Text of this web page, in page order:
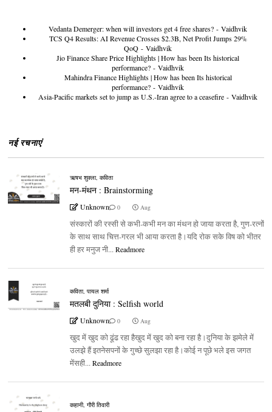
Vedanta Demerger: when will investors get 4 free shares? - Vaidhvik
TCS Q4 Results: AI Revenue Crosses $2.3B, Net Profit Jumps 29%
QoQ - Vaidhvik
Jio Finance Share Price Highlights | How has been Its historical
performance? - Vaidhvik
Mahindra Finance Highlights | How has been Its historical
performance? - Vaidhvik
Asia-Pacific markets set to jump as U.S.-Iran agree to a ceasefire - Vaidhvik
नई रचनाएं
ऋषभ शुक्ला, कविता
मन-मंथन : Brainstorming
Unknown 0 Aug
संस्कारों की रस्सी से कभी-कभी मन का मंथन हो जाया करता है, गुण-रत्नों
के साथ साथ चित्त-गरल भी आया करता है।यदि रोक सके विष को भीतर
ही हर मनुज नी... Readmore
कविता, पायल शर्मा
मतलबी दुनिया : Selfish world
Unknown 0 Aug
खुद में खुद को ढूंढ रहा हैखुद में खुद को बना रहा है।दुनिया के झमेले में
उलझे हैं इतनेसपनों के गुच्छे सुलझा रहा है।कोई न पूछे भले इस जगत
मेंसही... Readmore
कहानी, गौरी तिवारी